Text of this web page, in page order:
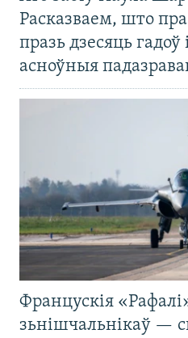
Расказваем, што
празь дзесяць гадоў
асноўныя
Францускія
зьнішчальнікаў —